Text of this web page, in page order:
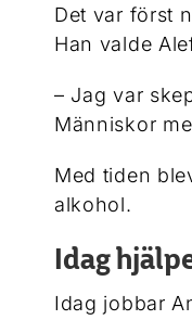
Det var först
Han valde
– Jag var
Människor
Med tiden
alkohol.
Idag
Idag jobbar